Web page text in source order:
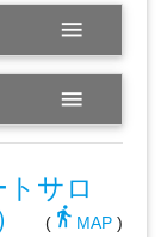
menu
menu
サロ
(directions_walk MAP)